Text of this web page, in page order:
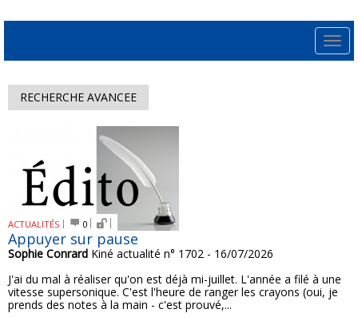
RECHERCHE AVANCEE
ACTUALITÉS 0
Appuyer sur pause
Sophie Conrard Kiné actualité n° 1702 - 16/07/2026
J'ai du mal à réaliser qu'on est déjà mi-juillet. L'année a filé à une
vitesse supersonique. C'est l'heure de ranger les crayons (oui, je
prends des notes à la main - c'est prouvé,...